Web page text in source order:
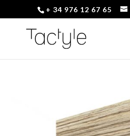
+ 34 976 12 67 65